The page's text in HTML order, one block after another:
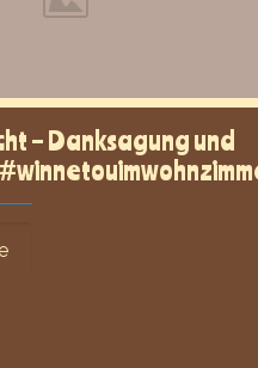
– Danksagung und